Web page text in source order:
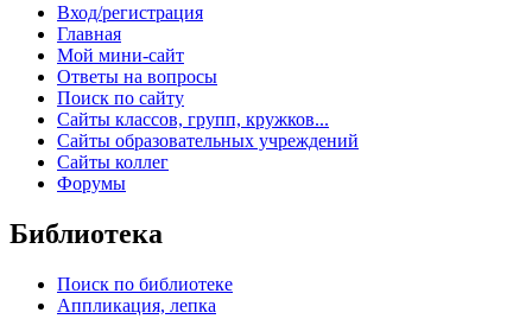
Вход/регистрация
Главная
Мой мини-сайт
Ответы на вопросы
Поиск по сайту
Сайты классов, групп, кружков...
Сайты образовательных учреждений
Сайты коллег
Форумы
Библиотека
Поиск по библиотеке
Аппликация, лепка